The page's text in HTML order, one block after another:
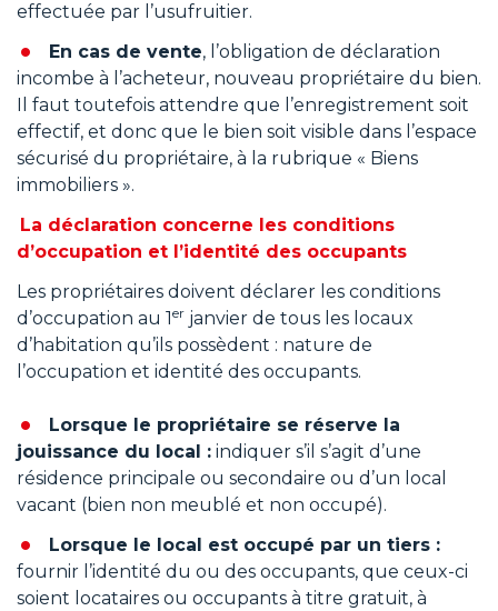
effectuée par l’usufruitier.
En cas de vente, l’obligation de déclaration
incombe à l’acheteur, nouveau propriétaire du bien.
Il faut toutefois attendre que l’enregistrement soit
effectif, et donc que le bien soit visible dans l’espace
sécurisé du propriétaire, à la rubrique « Biens
immobiliers ».
La déclaration concerne les conditions
d’occupation et l’identité des occupants
Les propriétaires doivent déclarer les conditions
d’occupation au 1 er janvier de tous les locaux
d’habitation qu’ils possèdent : nature de
l’occupation et identité des occupants.
Lorsque le propriétaire se réserve la
jouissance du local : indiquer s’il s’agit d’une
résidence principale ou secondaire ou d’un local
vacant (bien non meublé et non occupé).
Lorsque le local est occupé par un tiers :
fournir l’identité du ou des occupants, que ceux-ci
soient locataires ou occupants à titre gratuit, à